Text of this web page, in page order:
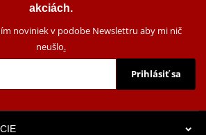
akciách.
noviniek v podobe Newslettru aby mi nič
neušlo.
Prihlásiť sa